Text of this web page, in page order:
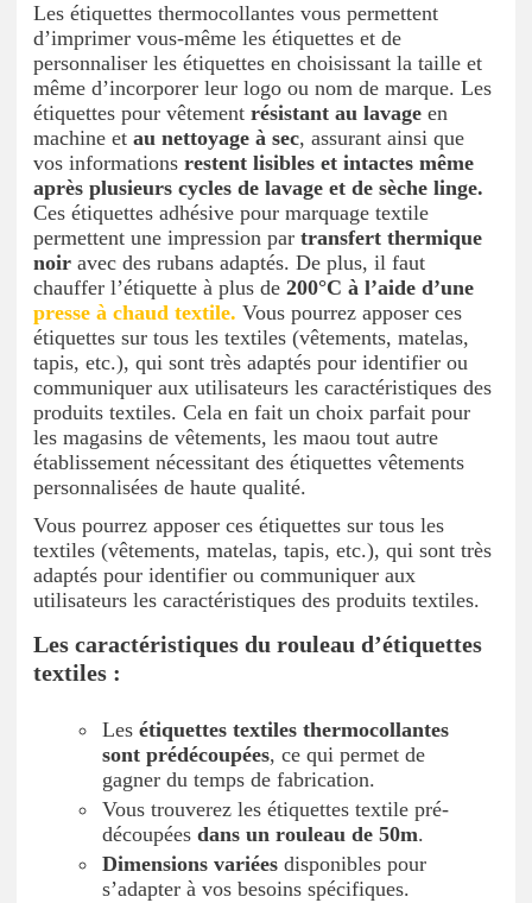
Les étiquettes thermocollantes vous permettent
d’imprimer vous-même les étiquettes et de
personnaliser les étiquettes en choisissant la taille et
même d’incorporer leur logo ou nom de marque. Les
étiquettes pour vêtement résistant au lavage en
machine et au nettoyage à sec, assurant ainsi que
vos informations restent lisibles et intactes même
après plusieurs cycles de lavage et de sèche linge.
Ces étiquettes adhésive pour marquage textile
permettent une impression par transfert thermique
noir avec des rubans adaptés. De plus, il faut
chauffer l’étiquette à plus de 200°C à l’aide d’une
presse à chaud textile. Vous pourrez apposer ces
étiquettes sur tous les textiles (vêtements, matelas,
tapis, etc.), qui sont très adaptés pour identifier ou
communiquer aux utilisateurs les caractéristiques des
produits textiles. Cela en fait un choix parfait pour
les magasins de vêtements, les maou tout autre
établissement nécessitant des étiquettes vêtements
personnalisées de haute qualité.
Vous pourrez apposer ces étiquettes sur tous les
textiles (vêtements, matelas, tapis, etc.), qui sont très
adaptés pour identifier ou communiquer aux
utilisateurs les caractéristiques des produits textiles.
Les caractéristiques du rouleau d’étiquettes
textiles :
Les étiquettes textiles thermocollantes
sont prédécoupées, ce qui permet de
gagner du temps de fabrication.
Vous trouverez les étiquettes textile pré-
découpées dans un rouleau de 50m.
Dimensions variées disponibles pour
s’adapter à vos besoins spécifiques.